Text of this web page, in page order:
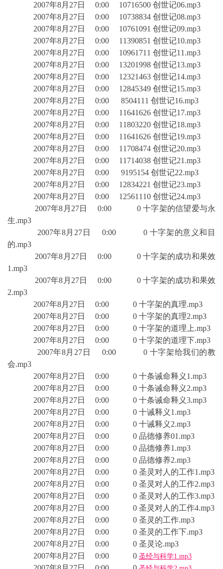
2007年8月27日 0:00 10716500 创世记06.mp3
2007年8月27日 0:00 10738834 创世记08.mp3
2007年8月27日 0:00 10761091 创世记09.mp3
2007年8月27日 0:00 11390851 创世记10.mp3
2007年8月27日 0:00 10961711 创世记11.mp3
2007年8月27日 0:00 13201998 创世记13.mp3
2007年8月27日 0:00 12321463 创世记14.mp3
2007年8月27日 0:00 12845349 创世记15.mp3
2007年8月27日 0:00 8504111 创世记16.mp3
2007年8月27日 0:00 11641626 创世记17.mp3
2007年8月27日 0:00 11803220 创世记18.mp3
2007年8月27日 0:00 11641626 创世记19.mp3
2007年8月27日 0:00 11708474 创世记20.mp3
2007年8月27日 0:00 11714038 创世记21.mp3
2007年8月27日 0:00 9195154 创世记22.mp3
2007年8月27日 0:00 12834221 创世记23.mp3
2007年8月27日 0:00 12561110 创世记24.mp3
2007年8月27日 0:00 0 十字架的信望爱与永
生.mp3
2007年8月27日 0:00 0 十字架的意义和目
的.mp3
2007年8月27日 0:00 0 十字架的成功和果效
1.mp3
2007年8月27日 0:00 0 十字架的成功和果效
2.mp3
2007年8月27日 0:00 0 十字架的真理.mp3
2007年8月27日 0:00 0 十字架的真理2.mp3
2007年8月27日 0:00 0 十字架的道理上.mp3
2007年8月27日 0:00 0 十字架的道理下.mp3
2007年8月27日 0:00 0 十字架给我们的教
会.mp3
2007年8月27日 0:00 0 十条诫命释义1.mp3
2007年8月27日 0:00 0 十条诫命释义2.mp3
2007年8月27日 0:00 0 十条诫命释义3.mp3
2007年8月27日 0:00 0 十诫释义1.mp3
2007年8月27日 0:00 0 十诫释义2.mp3
2007年8月27日 0:00 0 品德修养01.mp3
2007年8月27日 0:00 0 品德修养1.mp3
2007年8月27日 0:00 0 品德修养2.mp3
2007年8月27日 0:00 0 圣灵对人的工作1.mp3
2007年8月27日 0:00 0 圣灵对人的工作2.mp3
2007年8月27日 0:00 0 圣灵对人的工作3.mp3
2007年8月27日 0:00 0 圣灵对人的工作4.mp3
2007年8月27日 0:00 0 圣灵的工作.mp3
2007年8月27日 0:00 0 圣灵的工作下.mp3
2007年8月27日 0:00 0 圣灵论.mp3
2007年8月27日 0:00 0 圣经与科学1.mp3